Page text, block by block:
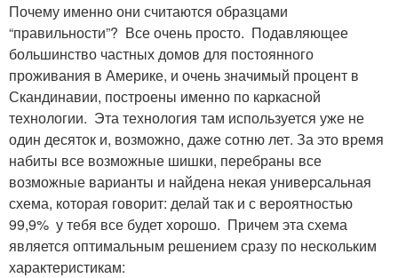
Почему именно они считаются образцами
“правильности”? Все очень просто. Подавляющее
большинство частных домов для постоянного
проживания в Америке, и очень значимый процент в
Скандинавии, построены именно по каркасной
технологии. Эта технология там используется уже не
один десяток и, возможно, даже сотню лет. За это время
набиты все возможные шишки, перебраны все
возможные варианты и найдена некая универсальная
схема, которая говорит: делай так и с вероятностью
99,9% у тебя все будет хорошо. Причем эта схема
является оптимальным решением сразу по нескольким
характеристикам: